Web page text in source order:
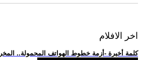
اخر الافلام
.. كلمة أخيرة -أزمة خطوط الهواتف المحمولة..